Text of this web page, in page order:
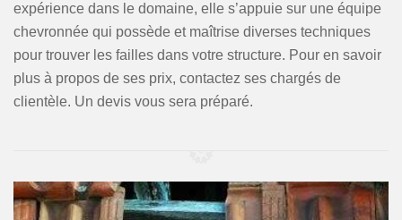
expérience dans le domaine, elle s’appuie sur une équipe
chevronnée qui possède et maîtrise diverses techniques
pour trouver les failles dans votre structure. Pour en savoir
plus à propos de ses prix, contactez ses chargés de
clientèle. Un devis vous sera préparé.